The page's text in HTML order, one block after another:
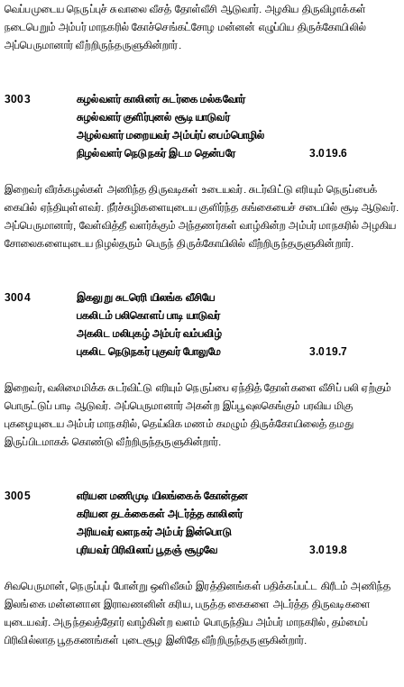
வெப்பமுடைய நெருப்புச் சுவாலை வீசத் தோள்வீசி ஆடுவார். அழகிய திருவிழாக்கள்
நடைபெறும் அம்பர் மாநகரில் கோச்செங்கட்சோழ மன்னன் எழுப்பிய திருக்கோயிலில்
அப்பெருமானார் வீற்றிருந்தருளுகின்றார்.
3003
கழல்வளர் காலினர் சுடர்கை மல்கவோர்
சுழல்வளர் குளிர்புனல் சூடி யாடுவர்
அழல்வளர் மறையவர் அம்பர்ப் பைம்பொழில்
நிழல்வளர் நெடுநகர் இடம தென்பரே
3.019.6
இறைவர் வீரக்கழல்கள் அணிந்த திருவடிகள் உடையவர். சுடர்விட்டு எரியும் நெருப்பைக்
கையில் ஏந்தியுள்ளவர். நீர்ச்சுழிகளையுடைய குளிர்ந்த கங்கையைச் சடையில் சூடி ஆடுவர்.
அப்பெருமானார், வேள்வித்தீ வளர்க்கும் அந்தணர்கள் வாழ்கின்ற அம்பர் மாநகரில் அழகிய
சோலைகளையுடைய நிழல்தரும் பெருந் திருக்கோயிலில் வீற்றிருந்தருளுகின்றார்.
3004
இகலுறு சுடரெரி யிலங்க வீசியே
பகலிடம் பலிகொளப் பாடி யாடுவர்
அகலிட மலிபுகழ் அம்பர் வம்பவிழ்
புகலிட நெடுநகர் புகுவர் போலுமே
3.019.7
இறைவர், வலிமைமிக்க சுடர்விட்டு எரியும் நெருப்பை ஏந்தித் தோள்களை வீசிப் பலி ஏற்கும்
பொருட்டுப் பாடி ஆடுவர். அப்பெருமானார் அகன்ற இப்பூவுலகெங்கும் பரவிய மிகு
புகழையுடைய அம்பர் மாநகரில், தெய்விக மணம் கமழும் திருக்கோயிலைத் தமது
இருப்பிடமாகக் கொண்டு வீற்றிருந்தருளுகின்றார்.
3005
எரியன மணிமுடி யிலங்கைக் கோன்தன
கரியன தடக்கைகள் அடர்த்த காலினர்
அரியவர் வளநகர் அம்பர் இன்பொடு
புரியவர் பிரிவிலாப் பூதஞ் சூழவே
3.019.8
சிவபெருமான், நெருப்புப் போன்று ஒளிவீசும் இரத்தினங்கள் பதிக்கப்பட்ட கிரீடம் அணிந்த
இலங்கை மன்னனான இராவணனின் கரிய, பருத்த கைகளை அடர்த்த திருவடிகளை
யுடையவர். அருந்தவத்தோர் வாழ்கின்ற வளம் பொருந்திய அம்பர் மாநகரில், தம்மைப்
பிரிவில்லாத பூதகணங்கள் புடைசூழ இனிதே வீற்றிருந்தருளுகின்றார்.